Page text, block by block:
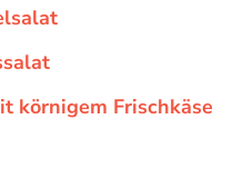
körnigem Frischkäse